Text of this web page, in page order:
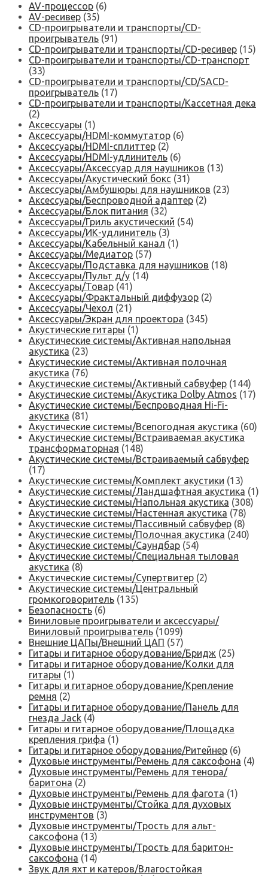
AV-процессор (6)
AV-ресивер (35)
CD-проигрыватели и транспорты/CD-
проигрыватель (91)
CD-проигрыватели и транспорты/CD-ресивер (15)
CD-проигрыватели и транспорты/CD-транспорт
(33)
CD-проигрыватели и транспорты/CD/SACD-
проигрыватель (17)
CD-проигрыватели и транспорты/Кассетная дека
(2)
Аксессуары (1)
Аксессуары/HDMI-коммутатор (6)
Аксессуары/HDMI-сплиттер (2)
Аксессуары/HDMI-удлинитель (6)
Аксессуары/Аксессуар для наушников (13)
Аксессуары/Акустический бокс (31)
Аксессуары/Амбушюры для наушников (23)
Аксессуары/Беспроводной адаптер (2)
Аксессуары/Блок питания (32)
Аксессуары/Гриль акустический (54)
Аксессуары/ИК-удлинитель (3)
Аксессуары/Кабельный канал (1)
Аксессуары/Медиатор (57)
Аксессуары/Подставка для наушников (18)
Аксессуары/Пульт д/у (14)
Аксессуары/Товар (41)
Аксессуары/Фрактальный диффузор (2)
Аксессуары/Чехол (21)
Аксессуары/Экран для проектора (345)
Акустические гитары (1)
Акустические системы/Активная напольная
акустика (23)
Акустические системы/Активная полочная
акустика (76)
Акустические системы/Активный сабвуфер (144)
Акустические системы/Акустика Dolby Atmos (17)
Акустические системы/Беспроводная Hi-Fi-
акустика (81)
Акустические системы/Всепогодная акустика (60)
Акустические системы/Встраиваемая акустика
трансформаторная (148)
Акустические системы/Встраиваемый сабвуфер
(17)
Акустические системы/Комплект акустики (13)
Акустические системы/Ландшафтная акустика (1)
Акустические системы/Напольная акустика (308)
Акустические системы/Настенная акустика (78)
Акустические системы/Пассивный сабвуфер (8)
Акустические системы/Полочная акустика (240)
Акустические системы/Саундбар (54)
Акустические системы/Специальная тыловая
акустика (8)
Акустические системы/Супертвитер (2)
Акустические системы/Центральный
громкоговоритель (135)
Безопасность (6)
Виниловые проигрыватели и аксессуары/
Виниловый проигрыватель (1099)
Внешние ЦАПы/Внешний ЦАП (57)
Гитары и гитарное оборудование/Бридж (25)
Гитары и гитарное оборудование/Колки для
гитары (1)
Гитары и гитарное оборудование/Крепление
ремня (2)
Гитары и гитарное оборудование/Панель для
гнезда Jack (4)
Гитары и гитарное оборудование/Площадка
крепления грифа (1)
Гитары и гитарное оборудование/Ритейнер (6)
Духовые инструменты/Ремень для саксофона (4)
Духовые инструменты/Ремень для тенора/
баритона (2)
Духовые инструменты/Ремень для фагота (1)
Духовые инструменты/Стойка для духовых
инструментов (3)
Духовые инструменты/Трость для альт-
саксофона (13)
Духовые инструменты/Трость для баритон-
саксофона (14)
Звук для яхт и катеров/Влагостойкая